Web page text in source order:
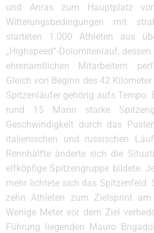
und Anras zum Hauptplatz
Witterungsbedingungen mit
starteten 1.000 Athleten aus
„Highspeed“-Dolomitenlauf,
ehrenamtlichen Mitarbeitern
Gleich von Beginn des 42
Spitzenläufer gehörig aufs Tempo.
rund 15 Mann starke
Geschwindigkeit durch das
italienischen und russischen
Rennhälfte änderte sich die
elfköpfige Spitzengruppe bildete.
mehr lichtete sich das Spitzenfeld.
zehn Athleten zum Zielsprint
Wenige Meter vor dem Ziel
Führung liegenden Mauro